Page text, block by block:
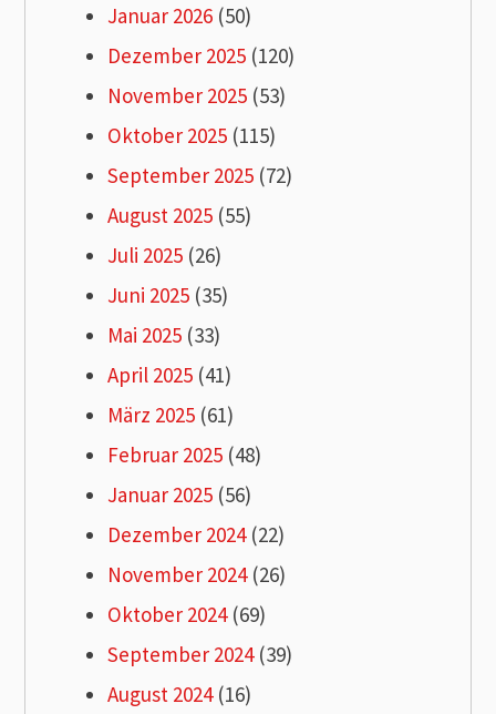
Januar 2026 (50)
Dezember 2025 (120)
November 2025 (53)
Oktober 2025 (115)
September 2025 (72)
August 2025 (55)
Juli 2025 (26)
Juni 2025 (35)
Mai 2025 (33)
April 2025 (41)
März 2025 (61)
Februar 2025 (48)
Januar 2025 (56)
Dezember 2024(22)
November 2024(26)
Oktober 2024(69)
September 2024(39)
August 2024(16)